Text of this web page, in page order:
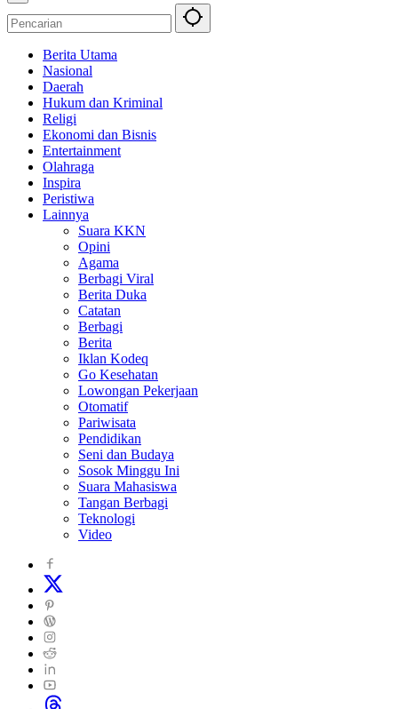
Berita Utama
Nasional
Daerah
Hukum dan Kriminal
Religi
Ekonomi dan Bisnis
Entertainment
Olahraga
Inspira
Peristiwa
Lainnya
Suara KKN
Opini
Agama
Berbagi Viral
Berita Duka
Catatan
Berbagi
Berita
Iklan Kodeq
Go Kesehatan
Lowongan Pekerjaan
Otomatif
Pariwisata
Pendidikan
Seni dan Budaya
Sosok Minggu Ini
Suara Mahasiswa
Tangan Berbagi
Teknologi
Video